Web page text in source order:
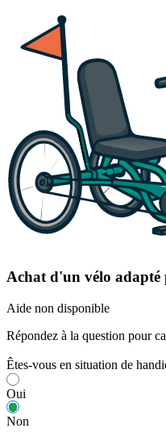
Achat d'un vélo
Aide non disponible
Répondez à la question pour
Êtes-vous en situation de
Oui
Non